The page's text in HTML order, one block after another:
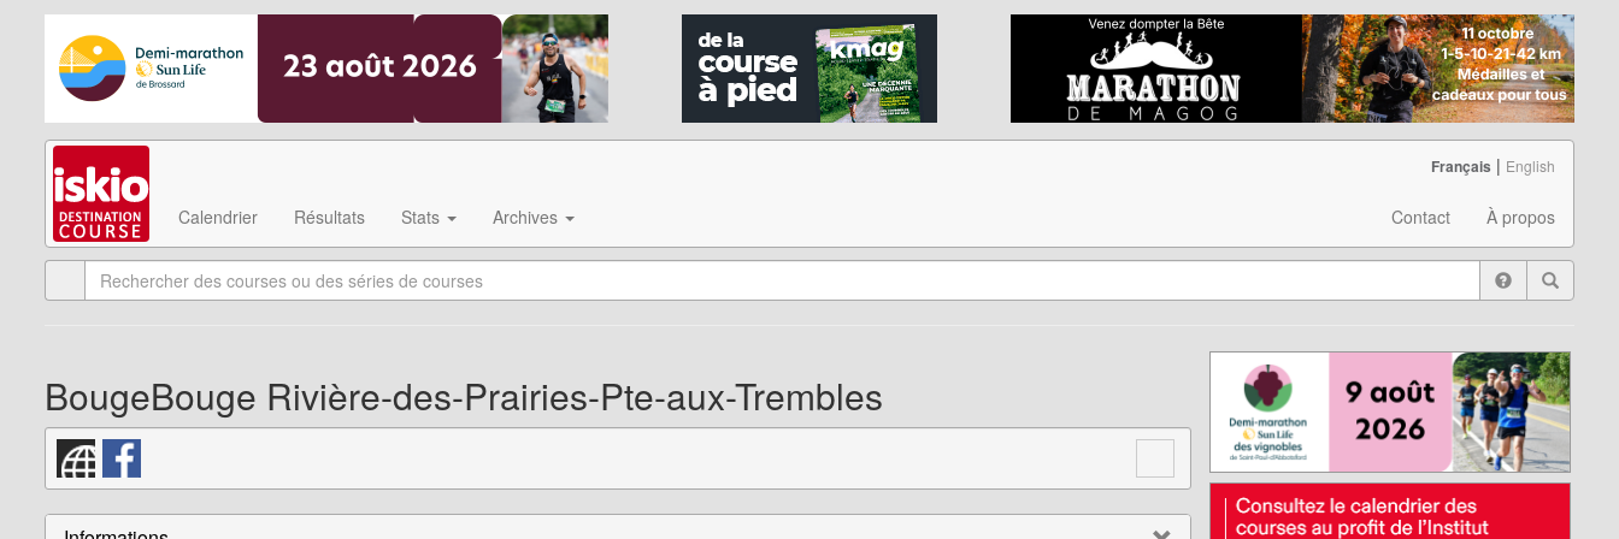
Calendrier Résultats Stats Archives Contact À propos
Français | English
BougeBouge Rivière-des-Prairies-Pte-aux-Trembles